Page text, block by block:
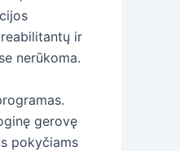
ir
nerūkoma.
gerovę
pokyčiams